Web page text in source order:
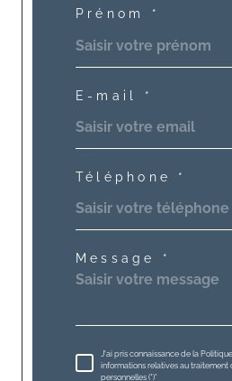
Prénom *
E-mail *
Téléphone *
Message *
J'ai pris connaissance de la
informations relatives au traitement
personnelles (*)*